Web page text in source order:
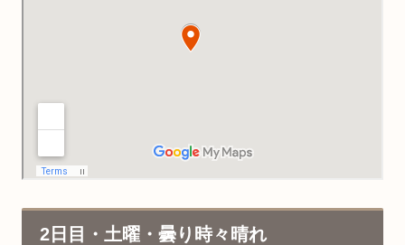
2日目・土曜・曇り時々晴れ